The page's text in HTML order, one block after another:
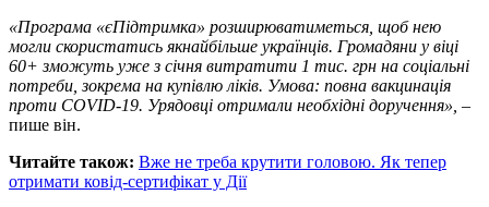
«Програма «єПідтримка» розширюватиметься, щоб нею
могли скористатись якнайбільше українців. Громадяни у віці
60+ зможуть уже з січня витратити 1 тис. грн на соціальні
потреби, зокрема на купівлю ліків. Умова: повна вакцинація
проти COVID-19. Урядовці отримали необхідні доручення», –
пише він.
Читайте також: Вже не треба крутити головою. Як тепер
отримати ковід-сертифікат у Дії